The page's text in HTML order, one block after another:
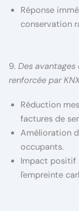
Réponse
conservation
9. Des
renforcée par
Réduction
factures de
Amélioration
occupants.
Impact positif
l'empreinte